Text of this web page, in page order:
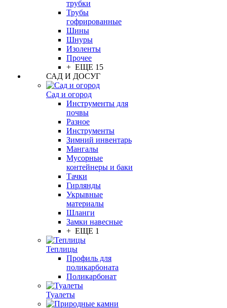
трубки
Трубы
гофрированные
Шины
Шнуры
Изоленты
Прочее
+ ЕЩЕ 15
САД И ДОСУГ
Сад и огород
Инструменты для
почвы
Разное
Инструменты
Зимний инвентарь
Мангалы
Мусорные
контейнеры и баки
Тачки
Гирлянды
Укрывные
материалы
Шланги
Замки навесные
+ ЕЩЕ 1
Теплицы
Профиль для
поликарбоната
Поликарбонат
Туалеты